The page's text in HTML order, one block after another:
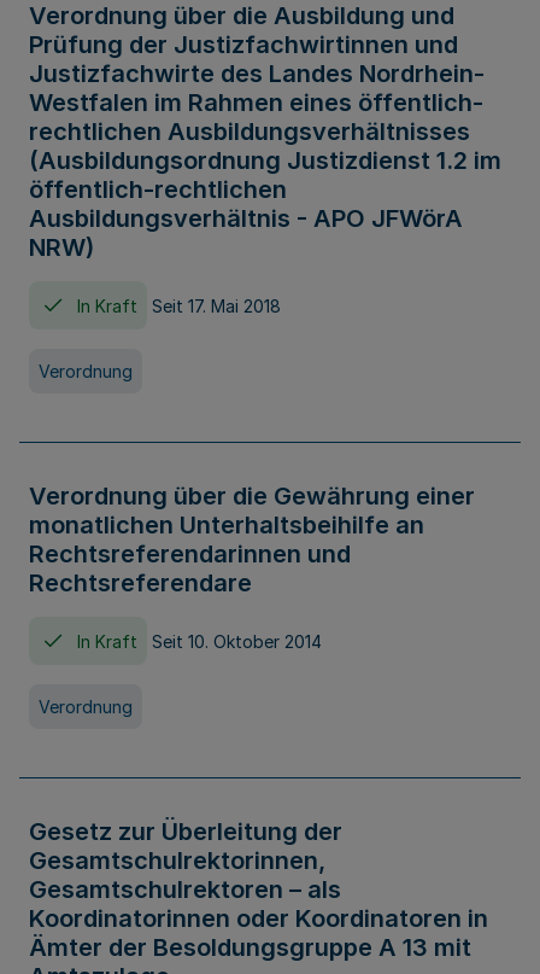
Verordnung über die Ausbildung und
Prüfung der Justizfachwirtinnen und
Justizfachwirte des Landes Nordrhein-
Westfalen im Rahmen eines öffentlich-
rechtlichen Ausbildungsverhältnisses
(Ausbildungsordnung Justizdienst 1.2 im
öffentlich-rechtlichen
Ausbildungsverhältnis - APO JFWörA
NRW)
In Kraft Seit 17. Mai 2018
Verordnung
Verordnung über die Gewährung einer
monatlichen Unterhaltsbeihilfe an
Rechtsreferendarinnen und
Rechtsreferendare
In Kraft Seit 10. Oktober 2014
Verordnung
Gesetz zur Überleitung der
Gesamtschulrektorinnen,
Gesamtschulrektoren – als
Koordinatorinnen oder Koordinatoren in
Ämter der Besoldungsgruppe A 13 mit